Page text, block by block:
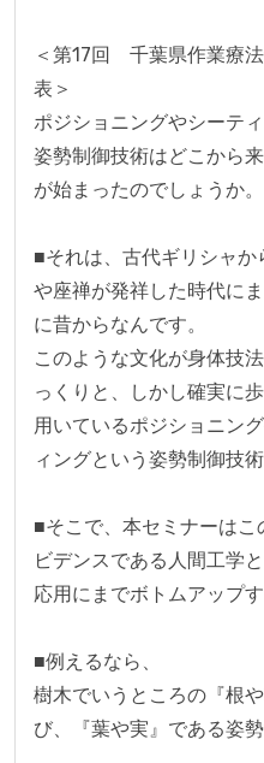
＜第17回　千葉県作業療
表＞
ポジショニングやシーテ
姿勢制御技術はどこから
が始まったのでしょうか。
■それは、古代ギリシャ
や座禅が発祥した時代に
に昔からなんです。
このような文化が身体技
っくりと、しかし確実に
用いているポジショニン
ィングという姿勢制御技
■そこで、本セミナーは
ビデンスである人間工学
応用にまでボトムアップ
■例えるなら、
樹木でいうところの『根
び、『葉や実』である姿